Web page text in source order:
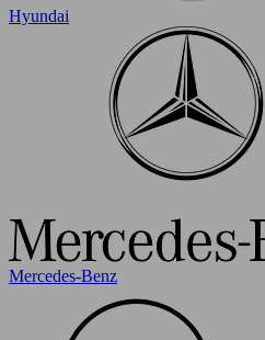
Hyundai
Mercedes-Benz